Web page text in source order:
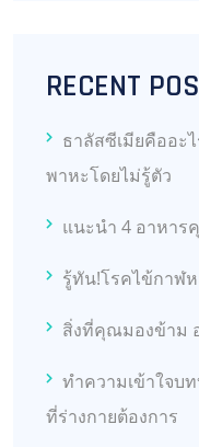
RECENT
ธาลัสซีเมียคืออะ
พาหะโดยไม่รู้ตัว
แนะนำ 4 อาหา
รู้ทัน!โรคไข้กาฬ
สิ่งที่คุณมองข้าม
ทำความเข้าใจบ
ที่ร่างกายต้องการ